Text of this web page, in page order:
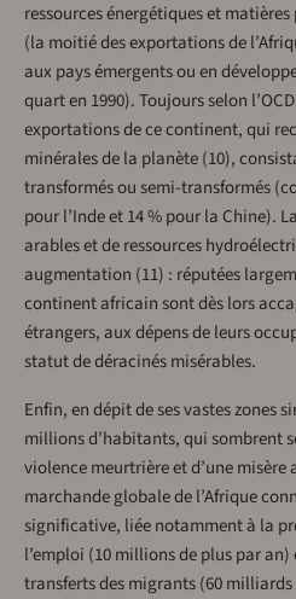
ressources énergétiques et
(la moitié des exportations de
aux pays émergents ou en
quart en 1990). Toujours selon
exportations de ce continent, qui
minérales de la planète (10),
transformés ou semi-transformés
pour l’Inde et 14 % pour la Chine).
arables et de ressources
augmentation (11) : réputées
continent africain sont dès lors
étrangers, aux dépens de leurs
statut de déracinés misérables.
Enfin, en dépit de ses vastes zones
millions d’habitants, qui sombrent
violence meurtrière et d’une
marchande globale de l’Afrique
significative, liée notamment à la
l’emploi (10 millions de plus par
transferts des migrants (60